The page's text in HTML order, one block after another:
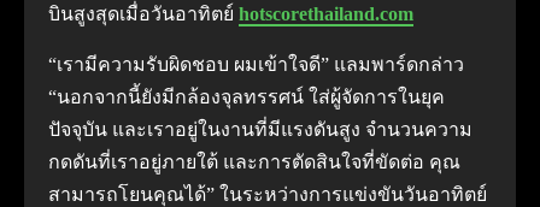
บินสูงสุดเมื่อวันอาทิตย์ hotscorethailand.com
“เรามีความรับผิดชอบ ผมเข้าใจดี” แลมพาร์ดกล่าว
“นอกจากนี้ยังมีกล้องจุลทรรศน์ ใส่ผู้จัดการในยุค
ปัจจุบัน และเราอยู่ในงานที่มีแรงดันสูง จํานวนความ
กดดันที่เราอยู่ภายใต้ และการตัดสินใจที่ขัดต่อ คุณ
สามารถโยนคุณได้” ในระหว่างการแข่งขันวันอาทิตย์